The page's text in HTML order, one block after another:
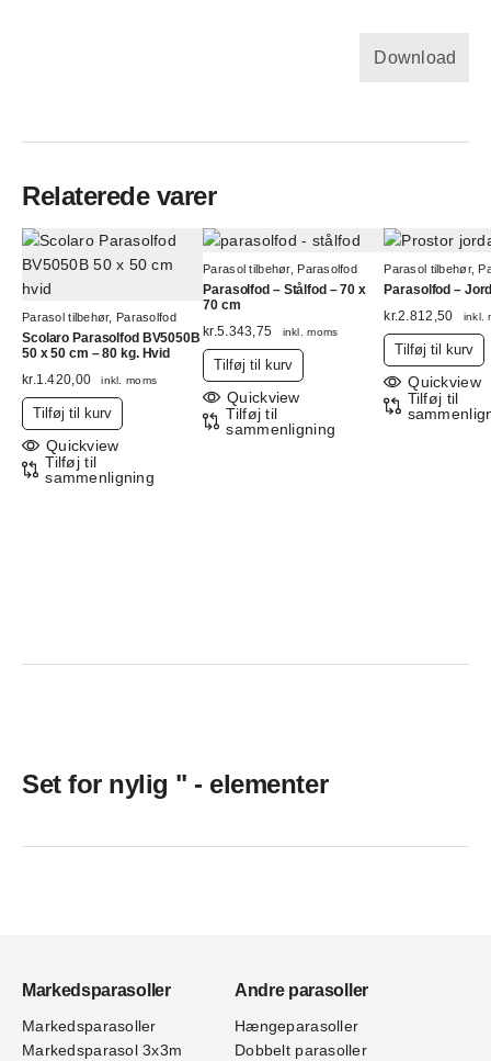
Download
Relaterede varer
Parasol tilbehør, Parasolfod
Scolaro Parasolfod BV5050B
50 x 50 cm – 80 kg. Hvid
kr.1.420,00 inkl. moms
Tilføj til kurv
Quickview
Tilføj til
sammenligning
Parasol tilbehør, Parasolfod
Parasolfod – Stålfod – 70 x
70 cm
kr.5.343,75 inkl. moms
Tilføj til kurv
Quickview
Tilføj til
sammenligning
Parasol tilbehør,
Parasolfod –
kr.2.812,50 inkl.
Tilføj til kurv
Quickview
Tilføj til
Set for nylig " - elementer
Markedsparasoller
Markedsparasoller
Markedsparasol 3x3m
Andre parasoller
Hængeparasoller
Dobbelt parasoller